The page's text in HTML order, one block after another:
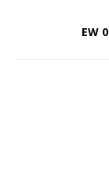
EW